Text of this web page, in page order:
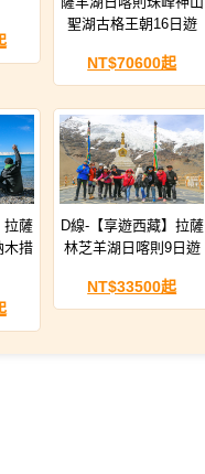
聖湖古格王朝16日遊
NT$70600起
拉薩
木措
D線-【享遊西藏】拉薩
林芝羊湖日喀則9日遊
NT$33500起